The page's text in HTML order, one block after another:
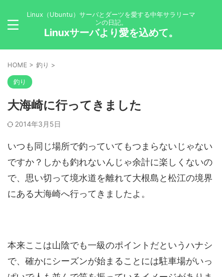
Linux（Ubuntu）サーバとダーツを愛する中年サラリーマ
ンの日記。
Linuxサーバより愛を込めて。
HOME > 釣り >
釣り
大海崎に行ってきました
2014年3月5日
いつも同じ場所で釣っていてもつまらないじゃない
ですか？しかも釣れないんじゃ余計に楽しくないの
で、思い切って境水道を離れて大根島と松江の境界
にある大海崎へ行ってきましたよ。
本来ここは山陰でも一級のポイントだというハナシ
で、確かにシーズンが始まることには駐車場がいっ